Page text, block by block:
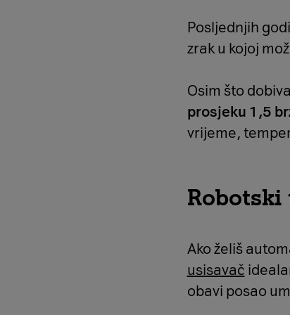
Posljednjih
zrak u kojoj
Osim što
prosjeku 1,5
vrijeme,
Robotski
Ako želiš
usisavač
obavi posao